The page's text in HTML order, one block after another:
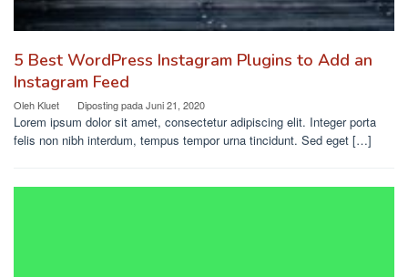
5 Best WordPress Instagram Plugins to Add an
Instagram Feed
Oleh Kluet Diposting padaJuni 21, 2020
Lorem ipsum dolor sit amet, consectetur adipiscing elit. Integer porta
felis non nibh interdum, tempus tempor urna tincidunt. Sed eget […]